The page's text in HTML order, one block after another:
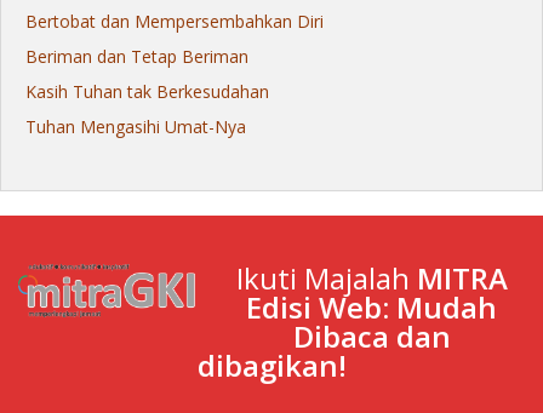
Bertobat dan Mempersembahkan Diri
Beriman dan Tetap Beriman
Kasih Tuhan tak Berkesudahan
Tuhan Mengasihi Umat-Nya
Ikuti Majalah MITRA
Edisi Web: Mudah
Dibaca dan
dibagikan!